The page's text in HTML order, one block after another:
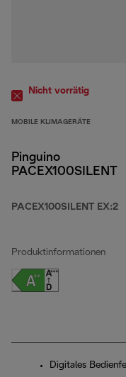
Nicht vorrätig
MOBILE KLIMAGERÄTE
Pinguino
PACEX100SILENT
PACEX100SILENT EX:2
Produktinformationen
Digitales